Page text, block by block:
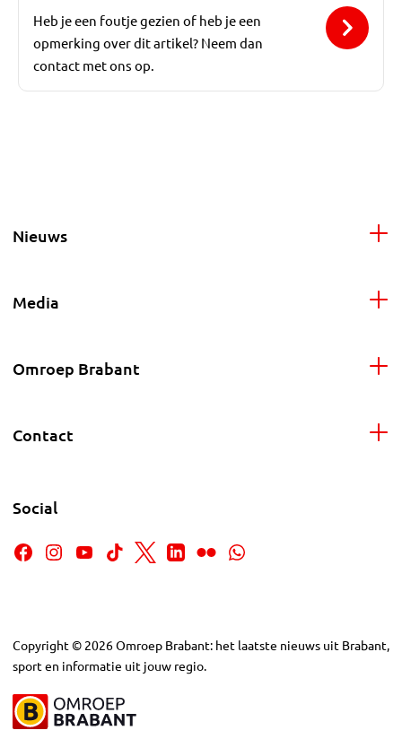
Heb je een foutje gezien of heb je een
opmerking over dit artikel? Neem dan
contact met ons op.
Nieuws
Media
Omroep Brabant
Contact
Social
Copyright © 2026Omroep Brabant: het laatste nieuws uit Brabant,
sport en informatie uit jouw regio.